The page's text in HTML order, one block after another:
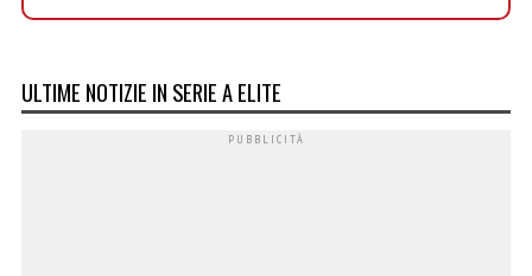
ULTIME NOTIZIE IN SERIE A ELITE